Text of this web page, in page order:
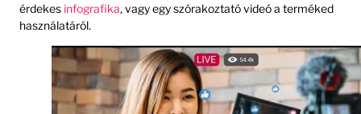
érdekes infografika, vagy egy szórakoztató videó a terméked
használatáról.